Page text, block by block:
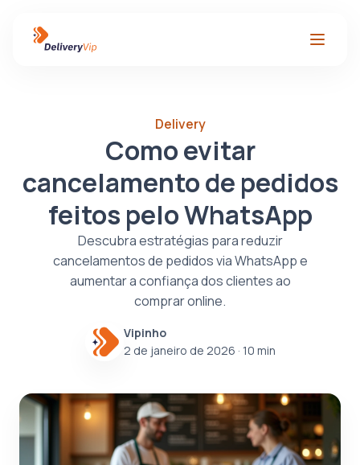
Delivery
Como evitar
cancelamento de pedidos
feitos pelo WhatsApp
Descubra estratégias para reduzir
cancelamentos de pedidos via WhatsApp e
aumentar a confiança dos clientes ao
comprar online.
Vipinho
2 de janeiro de 2026 · 10 min